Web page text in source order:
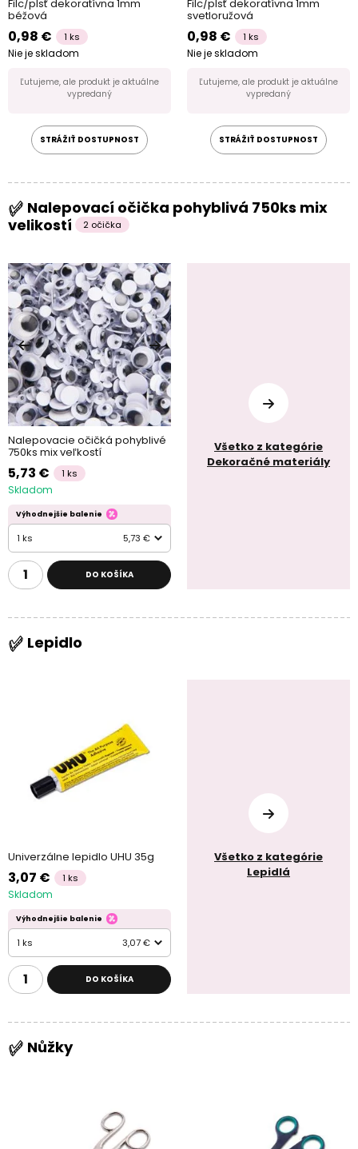
Filc/plsť dekoratívna 1mm
béžová
0,98 € 1 ks
Nie je skladom
Ľutujeme, ale produkt je aktuálne
vypredaný
STRÁŽIŤ DOSTUPNOST
Filc/plsť dekoratívna 1mm
svetloružová
0,98 € 1 ks
Nie je skladom
Ľutujeme, ale produkt je aktuálne
vypredaný
STRÁŽIŤ DOSTUPNOST
Nalepovací očička pohyblivá 750ks mix
velikostí
2 očička
Nalepovacie očičká pohyblivé
750ks mix veľkostí
5,73 € 1 ks
Skladom
Výhodnejšie balenie
1 ks 5,73 €
DO KOŠÍKA
Všetko z kategórie
Dekoračné materiály
Lepidlo
Univerzálne lepidlo UHU 35g
3,07 € 1 ks
Skladom
Výhodnejšie balenie
1 ks 3,07 €
DO KOŠÍKA
Všetko z kategórie
Lepidlá
Nůžky